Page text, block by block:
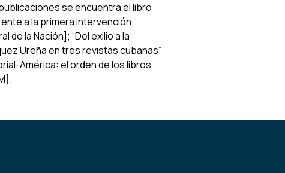
se encuentra el libro
a la primera intervención
de la Nación]; “Del exilio a la
Ureña en tres revistas cubanas”
América: el orden de los libros